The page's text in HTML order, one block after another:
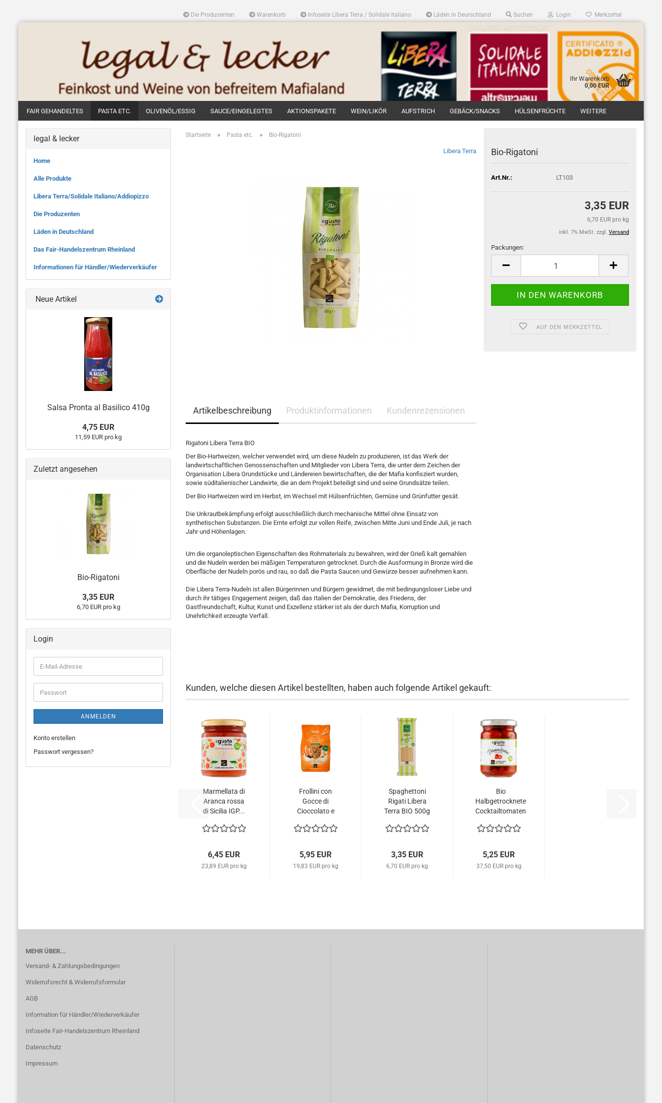
Die Produzenten Warenkorb Infoseite Libera Terra / Solidale Italiano Läden in Deutschland Suchen Login Merkzettel
Ihr Warenkorb
0,00 EUR
FAIR GEHANDELTES PASTA ETC. OLIVENÖL/ESSIG SAUCE/EINGELEGTES AKTIONSPAKETE WEIN/LIKÖR AUFSTRICH GEBÄCK/SNACKS HÜLSENFRÜCHTE WEITERE
Startseite » Pasta etc. » Bio-Rigatoni
Libera Terra Bio-Rigatoni
Art.Nr.: LT103
3,35 EUR
6,70 EUR pro kg
inkl. 7% MwSt. zzgl. Versand
Packungen:
Packungen
AUF DEN MERKZETTEL
Artikelbeschreibung Produktinformationen Kundenrezensionen
Rigatoni Libera Terra BIO
Der Bio-Hartweizen, welcher verwendet wird, um diese Nudeln zu produzieren, ist das Werk der
landwirtschaftlichen Genossenschaften und Mitglieder von Libera Terra, die unter dem Zeichen der
Organisation Libera Grundstücke und Ländereien bewirtschaften, die der Mafia konfisziert wurden,
sowie süditalienischer Landwirte, die an dem Projekt beteiligt sind und seine Grundsätze teilen.
Der Bio Hartweizen wird im Herbst, im Wechsel mit Hülsenfrüchten, Gemüse und Grünfutter gesät.
Die Unkrautbekämpfung erfolgt ausschließlich durch mechanische Mittel ohne Einsatz von
synthetischen Substanzen. Die Ernte erfolgt zur vollen Reife, zwischen Mitte Juni und Ende Juli, je nach
Jahr und Höhenlagen.
Um die organoleptischen Eigenschaften des Rohmaterials zu bewahren, wird der Grieß kalt gemahlen
und die Nudeln werden bei mäßigen Temperaturen getrocknet. Durch die Ausformung in Bronze wird die
Oberfläche der Nudeln porös und rau, so daß die Pasta Saucen und Gewürze besser aufnehmen kann.
Die Libera Terra-Nudeln ist allen Bürgerinnen und Bürgern gewidmet, die mit bedingungsloser Liebe und
durch ihr tätiges Engagement zeigen, daß das Italien der Demokratie, des Friedens, der
Gastfreundschaft, Kultur, Kunst und Exzellenz stärker ist als der durch Mafia, Korruption und
Unehrlichkeit erzeugte Verfall.
Kunden, welche diesen Artikel bestellten, haben auch folgende Artikel gekauft:
Marmellata di
Aranca rossa
di Sicilia IGP...
6,45 EUR
23,89 EUR pro kg
Frollini con
Gocce di
Cioccolato e
5,95 EUR
19,83 EUR pro kg
Spaghettoni
Rigati Libera
Terra BIO 500g
3,35 EUR
6,70 EUR pro kg
Bio
Halbgetrocknete
Cocktailtomaten
5,25 EUR
37,50 EUR pro kg
legal & lecker
Home
Alle Produkte
Libera Terra/Solidale Italiano/Addiopizzo
Die Produzenten
Läden in Deutschland
Das Fair-Handelszentrum Rheinland
Informationen für Händler/Wiederverkäufer
Neue Artikel
Salsa Pronta al Basilico 410g
4,75 EUR
11,59 EUR pro kg
Zuletzt angesehen
Bio-Rigatoni
3,35 EUR
6,70 EUR pro kg
Login
E-
Mail-
Adresse
Passwort
ANMELDEN
Konto erstellen
Passwort vergessen?
MEHR ÜBER...
Versand- & Zahlungsbedingungen
Widerrufsrecht & Widerrufsformular
AGB
Information für Händler/Wiederverkäufer
Infoseite Fair-Handelszentrum Rheinland
Datenschutz
Impressum